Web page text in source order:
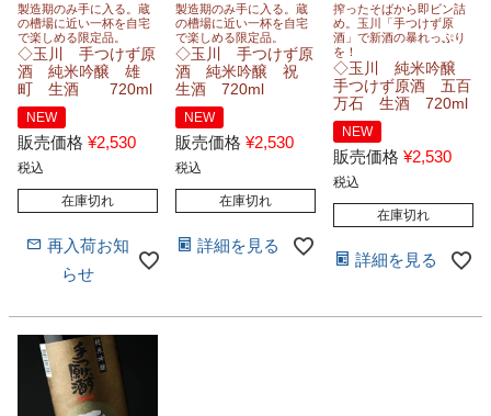
製造期のみ手に入る。蔵
の槽場に近い一杯を自宅
で楽しめる限定品。
◇玉川 手つけず原
酒 純米吟醸 雄
町 生酒 720ml
NEW
販売価格 ¥2,530
税込
在庫切れ
再入荷お知
らせ
製造期のみ手に入る。蔵
の槽場に近い一杯を自宅
で楽しめる限定品。
◇玉川 手つけず原
酒 純米吟醸 祝
生酒 720ml
NEW
販売価格 ¥2,530
税込
在庫切れ
詳細を見る
搾ったそばから即ビン詰
め。玉川「手つけず原
酒」で新酒の暴れっぷり
を！
◇玉川 純米吟醸
手つけず原酒 五百
万石 生酒 720ml
NEW
販売価格 ¥2,530
税込
在庫切れ
詳細を見る